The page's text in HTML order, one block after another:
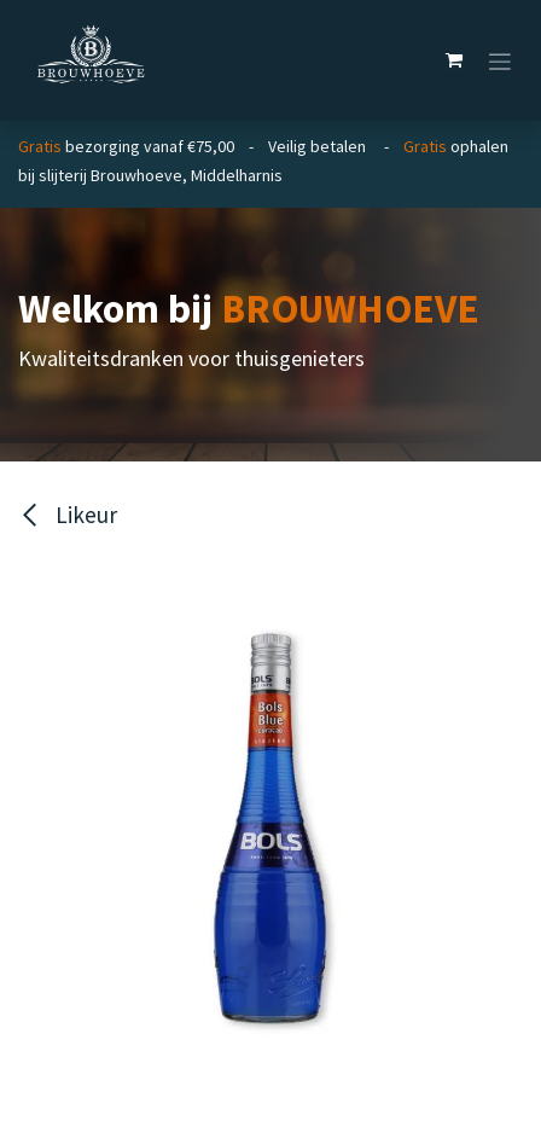
Gratis bezorging vanaf €75,00 - Veilig betalen - Gratis ophalen
bij slijterij Brouwhoeve, Middelharnis
Welkom bijBROUWHOEVE
Kwaliteitsdranken voor thuisgenieters
Likeur